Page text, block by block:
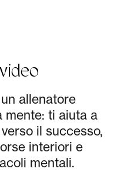
allenatore
mente: ti aiuta a
il successo,
interiori e
mentali.